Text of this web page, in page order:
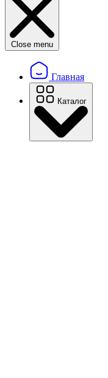
Close menu
Главная
Каталог